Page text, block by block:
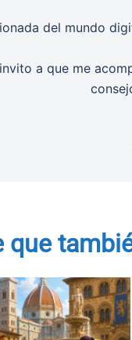
del mundo
a que me
que